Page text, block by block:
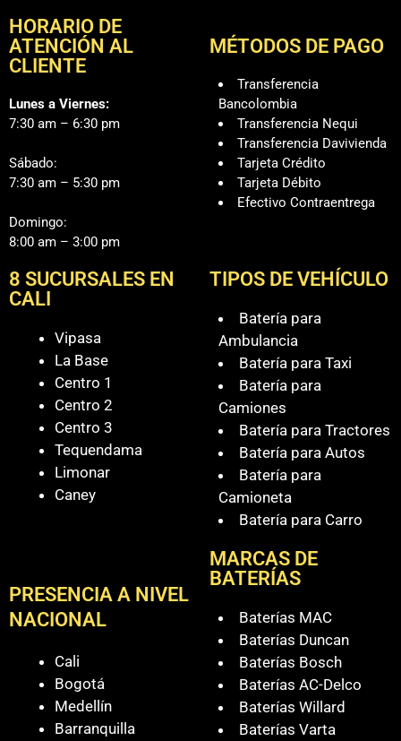
HORARIO DE
ATENCIÓN AL
CLIENTE
Lunes a Viernes:
7:30 am – 6:30 pm
Sábado:
7:30 am – 5:30 pm
Domingo:
8:00 am – 3:00 pm
MÉTODOS DE PAGO
Transferencia
Bancolombia
Transferencia Nequi
Transferencia Davivienda
Tarjeta Crédito
Tarjeta Débito
Efectivo Contraentrega
8 SUCURSALES EN
CALI
Vipasa
La Base
Centro 1
Centro 2
Centro 3
Tequendama
Limonar
Caney
PRESENCIA A NIVEL
NACIONAL
Cali
Bogotá
Medellín
Barranquilla
TIPOS DE VEHÍCULO
Batería para
Ambulancia
Batería para Taxi
Batería para
Camiones
Batería para Tractores
Batería para Autos
Batería para
Camioneta
Batería para Carro
MARCAS DE
BATERÍAS
Baterías MAC
Baterías Duncan
Baterías Bosch
Baterías AC-Delco
Baterías Willard
Baterías Varta